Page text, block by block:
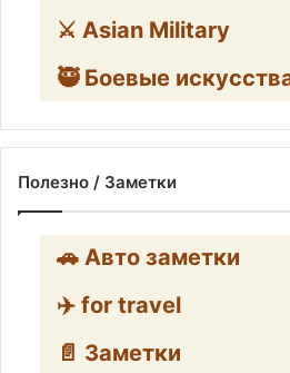
⚔️ Asian Military
🥷 Боевые
Полезно / Заметки
🚗 Авто заметки
✈️ for travel
📄 Заметки